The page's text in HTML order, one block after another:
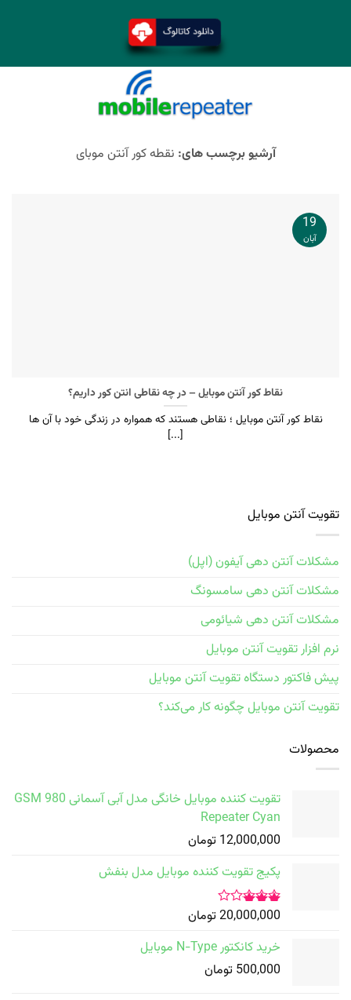
آرشیو برچسب های: نقطه کور آنتن موبای
نقاط کور آنتن موبایل – در چه نقاطی انتن کور داریم؟
نقاط کور آنتن موبایل ؛ نقاطی هستند که همواره در زندگی خود با آن ها
[...]
19
آبان
تقویت آنتن موبایل
مشکلات آنتن دهی آیفون (اپل)
مشکلات آنتن دهی سامسونگ
مشکلات آنتن دهی شیائومی
نرم افزار تقویت آنتن موبایل
پیش فاکتور دستگاه تقویت آنتن موبایل
تقویت آنتن موبایل چگونه کار می‌کند؟
محصولات
تقویت کننده موبایل خانگی مدل آبی آسمانی GSM 980
Repeater Cyan
12,000,000 تومان
پکیج تقویت کننده موبایل مدل بنفش
امتیاز
3.00
از 5
20,000,000 تومان
خرید کانکتور N-Type موبایل
500,000 تومان